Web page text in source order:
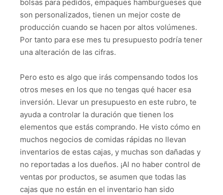
bolsas para pedidos, empaques hamburgueses que
son personalizados, tienen un mejor coste de
producción cuando se hacen por altos volúmenes.
Por tanto para ese mes tu presupuesto podría tener
una alteración de las cifras.
Pero esto es algo que irás compensando todos los
otros meses en los que no tengas qué hacer esa
inversión. Llevar un presupuesto en este rubro, te
ayuda a controlar la duración que tienen los
elementos que estás comprando. He visto cómo en
muchos negocios de comidas rápidas no llevan
inventarios de estas cajas, y muchas son dañadas y
no reportadas a los dueños. ¡Al no haber control de
ventas por productos, se asumen que todas las
cajas que no están en el inventario han sido